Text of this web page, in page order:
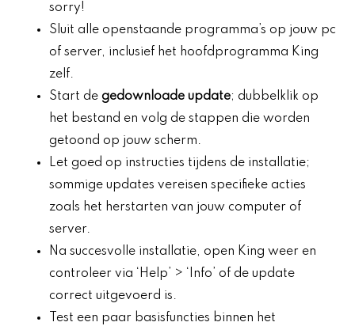
sorry!
Sluit alle openstaande programma’s op jouw pc
of server, inclusief het hoofdprogramma King
zelf.
Start de gedownloade update; dubbelklik op
het bestand en volg de stappen die worden
getoond op jouw scherm.
Let goed op instructies tijdens de installatie;
sommige updates vereisen specifieke acties
zoals het herstarten van jouw computer of
server.
Na succesvolle installatie, open King weer en
controleer via ‘Help’ > ‘Info’ of de update
correct uitgevoerd is.
Test een paar basisfuncties binnen het